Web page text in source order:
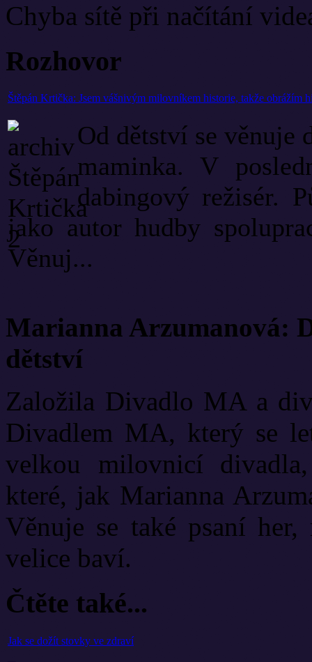
Chyba sítě při načítání
Rozhovor
Štěpán Krtička: Jsem vášnivým milovníkem historie, takže obrážím
Od dětství se věnuje
maminka. V
dabingový režisér.
jako autor hudby
Věnuj...
Marianna Arzumanová:
dětství
Založila Divadlo MA a
Divadlem MA, který se
velkou milovnicí
které, jak Marianna
Věnuje se také psaní
velice baví.
Čtěte také...
Jak se dožít stovky ve zdraví